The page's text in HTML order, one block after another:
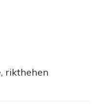
rikthehen